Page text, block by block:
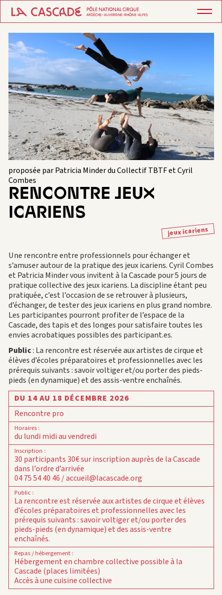
proposée par Patricia Minder du Collectif TBTF et Cyril
Combes
RENCONTRE JEUX
ICARIENS
jeux icariens
Une rencontre entre professionnels pour échanger et
s’amuser autour de la pratique des jeux icariens. Cyril Combes
et Patricia Minder vous invitent à la Cascade pour 5 jours de
pratique collective des jeux icariens. La discipline étant peu
pratiquée, c’est l’occasion de se retrouver à plusieurs,
d’échanger, de tester des jeux icariens en plus grand nombre.
Les participantes pourront profiter de l’espace de la
Cascade, des tapis et des longes pour satisfaire toutes les
envies acrobatiques possibles des participant.es.
Public: La rencontre est réservée aux artistes de cirque et
élèves d’écoles préparatoires et professionnelles avec les
prérequis suivants : savoir voltiger et/ou porter des pieds-
pieds (en dynamique) et des assis-ventre enchaînés.
DU 14 AU 18 DÉCEMBRE 2026
Rencontre pro
Horaires:
du lundi midi au vendredi
Inscription :
30 participants30€ sur inscription auprès de la Cascade
dans l’ordre d’arrivée
04 75 54 40 46 / accueil@lacascade.org
Public:
La rencontre est réservée aux artistes de cirque et élèves
d’écoles préparatoires et professionnelles avec les
prérequis suivants : savoir voltiger et/ou porter des
pieds-pieds (en dynamique) et des assis-ventre
enchaînés.
Repas / hébergement:
Hébergement en chambre collective possible à la
Cascade (places limitées)
Accès à une cuisine collective